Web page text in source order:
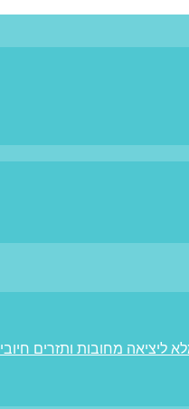
ליציאה מחובות ותזרים חיובי